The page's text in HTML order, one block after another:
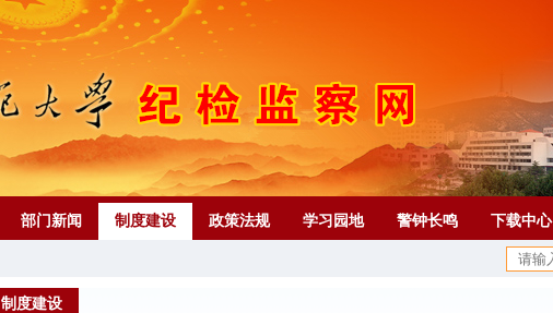
部门新闻 制度建设 政策法规 学习园地 警钟长鸣 下载中心
制度建设